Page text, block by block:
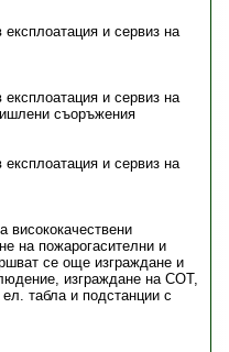
и сервиз на
и сервиз на
съоръжения
и сервиз на
висококачествени
на пожарогасителни и
се още изграждане и
изграждане на СОТ,
табла и подстанции с